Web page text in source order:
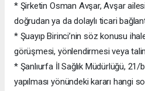
* Şirketin Osman Avşar, Avşar
doğrudan ya da dolaylı ticari
* Şuayıp Birinci’nin söz konusu
görüşmesi, yönlendirmesi veya
* Şanlıurfa İl Sağlık Müdürlüğü, 21/
yapılması yönündeki kararı hangi